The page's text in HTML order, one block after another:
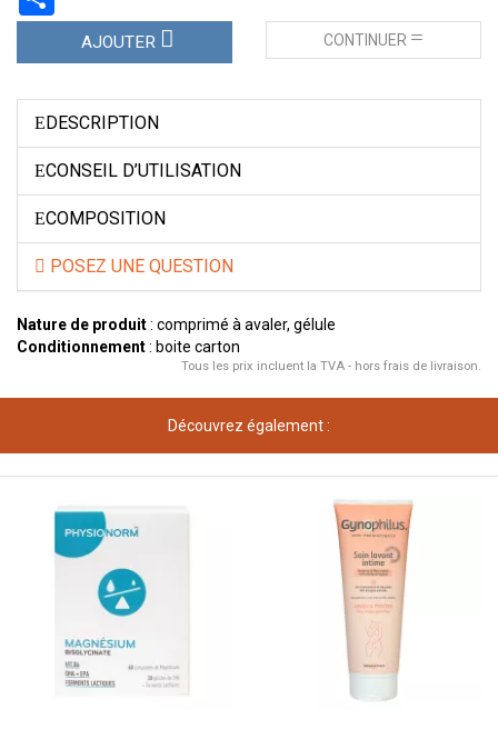
AJOUTER CONTINUER
DESCRIPTION
CONSEIL D’UTILISATION
COMPOSITION
POSEZ UNE QUESTION
Nature de produit: comprimé à avaler, gélule
Conditionnement: boite carton
Tous les prix incluent la TVA - hors frais de livraison.
Découvrez également :